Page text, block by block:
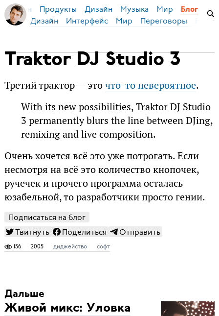
Бирман Продукты Дизайн Музыка Мир Блог
Дизайн Интерфейс Мир Переговоры
Traktor DJ Studio 3
Третий трактор — эточто-то невероятное.
With its new possibilities, Traktor DJ Studio
3 permanently blurs the line between DJing,
remixing and live composition.
Очень хочется всё это уже потрогать. Если
несмотря на всё это количество кнопочек,
ручечек и прочего программа осталась
юзабельной, то разработчики просто гении.
Подписаться на блог
Твитнуть
Поделиться Отправить
156 2005 диджейство софт
Дальше
Живой микс: Уловка